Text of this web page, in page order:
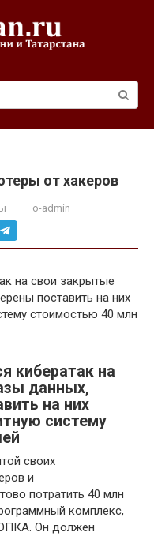
от хакеров
o-admin
на свои закрытые
поставить на них
стоимостью 40 млн
кибератак на
данных,
на них
систему
своих
и
потратить 40 млн
комплекс,
Он должен